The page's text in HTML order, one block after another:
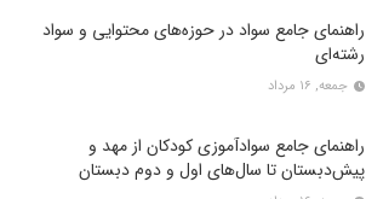
راهنمای جامع سواد در حوزه‌های محتوایی و سواد
رشته‌ای
جمعه, ۱۶ مرداد
راهنمای جامع سوادآموزی کودکان از مهد و
پیش‌دبستان تا سال‌های اول و دوم دبستان